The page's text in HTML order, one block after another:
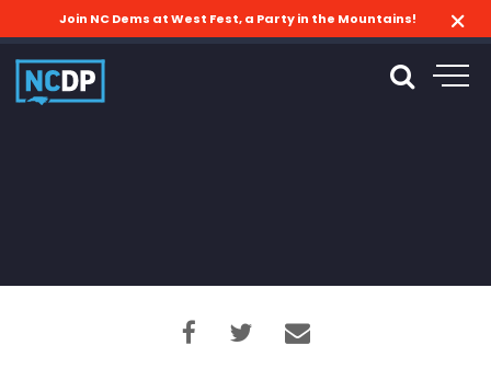
Join NC Dems at West Fest, a Party in the Mountains!